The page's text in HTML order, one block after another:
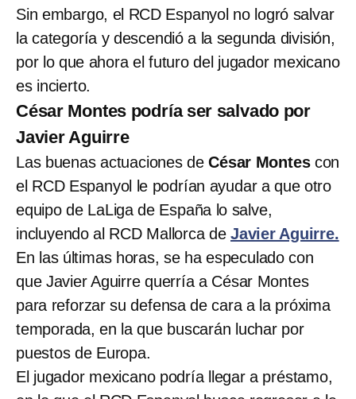
Sin embargo, el RCD Espanyol no logró salvar
la categoría y descendió a la segunda división,
por lo que ahora el futuro del jugador mexicano
es incierto.
César Montes podría ser salvado por
Javier Aguirre
Las buenas actuaciones deCésar Montescon
el RCD Espanyol le podrían ayudar a que otro
equipo de LaLiga de España lo salve,
incluyendo al RCD Mallorca deJavier Aguirre.
En las últimas horas, se ha especulado con
que Javier Aguirre querría a César Montes
para reforzar su defensa de cara a la próxima
temporada, en la que buscarán luchar por
puestos de Europa.
El jugador mexicano podría llegar a préstamo,